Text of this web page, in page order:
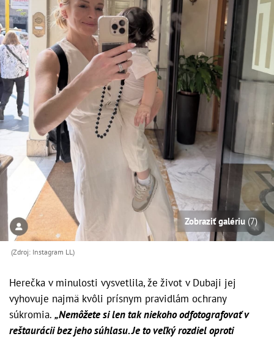
Zobraziť galériu (7)
(Zdroj: Instagram LL)
Herečka v minulosti vysvetlila, že život v Dubaji jej
vyhovuje najmä kvôli prísnym pravidlám ochrany
súkromia. „Nemôžete si len tak niekoho odfotografovať v
reštaurácii bez jeho súhlasu. Je to veľký rozdiel oproti